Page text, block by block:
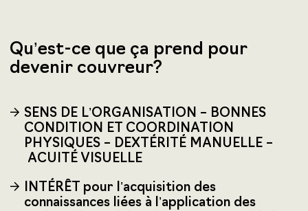
Qu’est-ce que ça prend pour
devenir couvreur?
SENS DE L’ORGANISATION – BONNES
CONDITION ET COORDINATION
PHYSIQUES – DEXTÉRITÉ MANUELLE –
ACUITÉ VISUELLE
INTÉRÊT pour l’acquisition des
connaissances liées à l’application des